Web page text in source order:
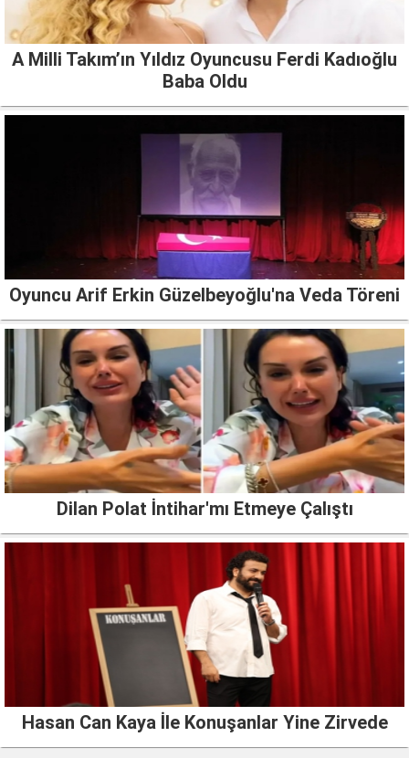
A Milli Takım’ın Yıldız Oyuncusu Ferdi Kadıoğlu
Baba Oldu
Oyuncu Arif Erkin Güzelbeyoğlu'na Veda Töreni
Dilan Polat İntihar'mı Etmeye Çalıştı
Hasan Can Kaya İle Konuşanlar Yine Zirvede